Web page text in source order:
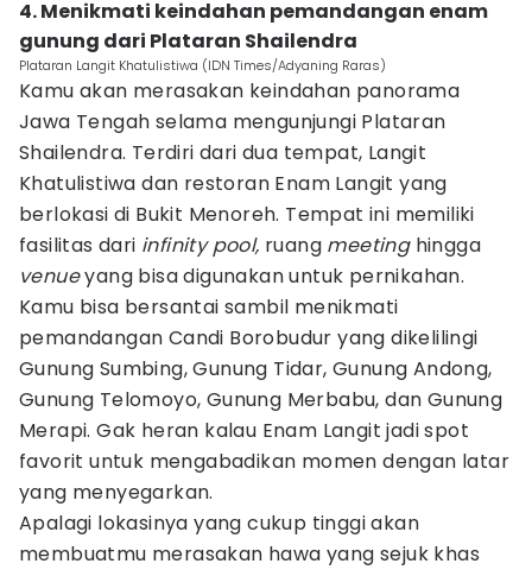
4. Menikmati keindahan pemandangan enam
gunung dari Plataran Shailendra
Plataran Langit Khatulistiwa (IDN Times/Adyaning Raras)
Kamu akan merasakan keindahan panorama
Jawa Tengah selama mengunjungi Plataran
Shailendra. Terdiri dari dua tempat, Langit
Khatulistiwa dan restoran Enam Langit yang
berlokasi di Bukit Menoreh. Tempat ini memiliki
fasilitas dari infinity pool, ruang meeting hingga
venueyang bisa digunakan untuk pernikahan.
Kamu bisa bersantai sambil menikmati
pemandangan Candi Borobudur yang dikelilingi
Gunung Sumbing, Gunung Tidar, Gunung Andong,
Gunung Telomoyo, Gunung Merbabu, dan Gunung
Merapi. Gak heran kalau Enam Langit jadi spot
favorit untuk mengabadikan momen dengan latar
yang menyegarkan.
Apalagi lokasinya yang cukup tinggi akan
membuatmu merasakan hawa yang sejuk khas